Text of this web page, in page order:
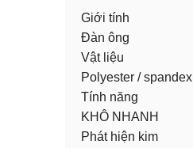
Giới tính
Đàn ông
Vật liệu
Polyester / spandex
Tính năng
KHÔ NHANH
Phát hiện kim